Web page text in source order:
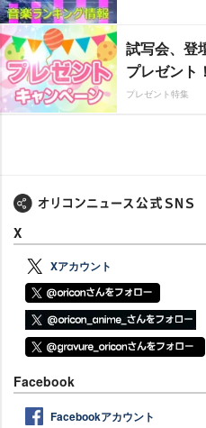
試写会、登
プレゼント！
プレゼント特集
X
Xアカウント
Facebook
Facebookアカウント